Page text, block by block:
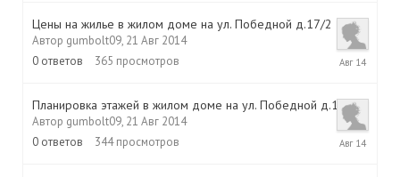
Цены на жилье в жилом доме на ул. Победной д.17/2
Автор gumbolt09, 21 Авг 2014
0 ответов 365 просмотров
21
Планировка этажей в жилом доме на ул. Победной д.17/2
Автор gumbolt09, 21 Авг 2014
0 ответов 344 просмотров
21